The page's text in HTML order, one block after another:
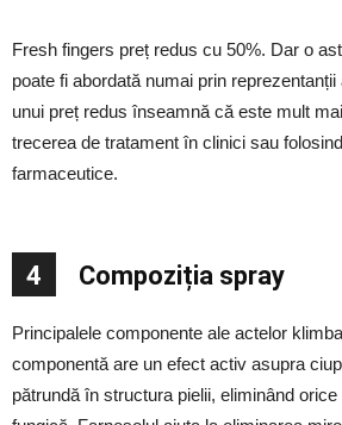
Fresh fingers preț redus cu 50%. Dar o
poate fi abordată numai prin
unui preț redus înseamnă că este mult
trecerea de tratament în clinici sau
farmaceutice.
4 Compoziția spray
Principalele componente ale actelor
componentă are un efect activ asupra
pătrundă în structura pielii, eliminând